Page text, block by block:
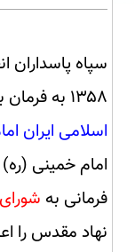
۱۳۵۸ به فرمان بنیانگذار و رهبر نظام
اسلامی ایران
فرمانی به
نهاد مقدس را